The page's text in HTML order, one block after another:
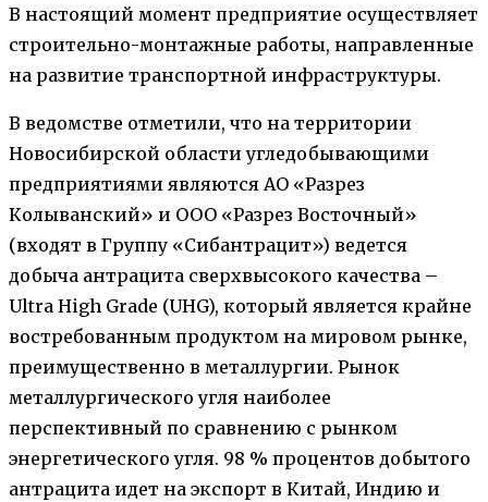
В настоящий момент предприятие осуществляет
строительно-монтажные работы, направленные
на развитие транспортной инфраструктуры.
В ведомстве отметили, что на территории
Новосибирской области угледобывающими
предприятиями являются АО «Разрез
Колыванский» и ООО «Разрез Восточный»
(входят в Группу «Сибантрацит») ведется
добыча антрацита сверхвысокого качества –
Ultra High Grade (UHG), который является крайне
востребованным продуктом на мировом рынке,
преимущественно в металлургии. Рынок
металлургического угля наиболее
перспективный по сравнению с рынком
энергетического угля. 98 % процентов добытого
антрацита идет на экспорт в Китай, Индию и